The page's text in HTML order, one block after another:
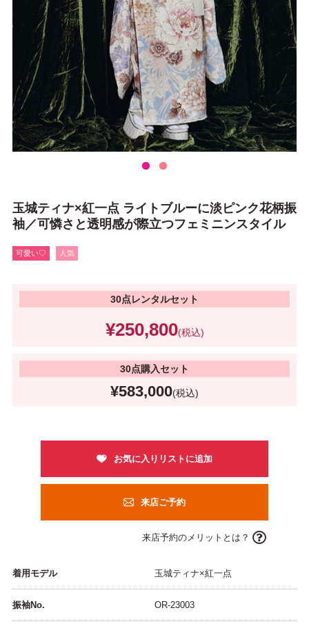
玉城ティナ×紅一点 ライトブルーに淡ピンク花柄振
袖／可憐さと透明感が際立つフェミニンスタイル
可愛い♡ 人気
30点レンタルセット
¥250,800(税込)
30点購入セット
¥583,000(税込)
来店ご予約
来店予約のメリットとは？
着用モデル 玉城ティナ×紅一点
振袖No. OR-23003